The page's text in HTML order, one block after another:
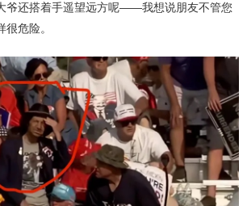
爷还搭着手遥望远方呢——我想说朋友不管您
危险。